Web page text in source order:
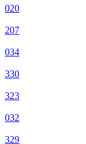
020
207
034
330
323
032
329